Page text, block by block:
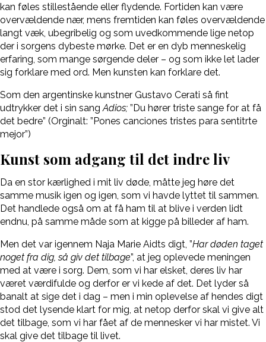
kan føles stillestående eller flydende. Fortiden kan være
overvældende nær, mens fremtiden kan føles overvældende
langt væk, ubegribelig og som uvedkommende lige netop
der i sorgens dybeste mørke. Det er en dyb menneskelig
erfaring, som mange sørgende deler – og som ikke let lader
sig forklare med ord. Men kunsten kan forklare det.
Som den argentinske kunstner Gustavo Cerati så fint
udtrykker det i sin sangAdios; ”Du hører triste sange for at få
det bedre” (Orginalt: ”Pones canciones tristes para sentitrte
mejor”)
Kunst som adgang til det indre liv
Da en stor kærlighed i mit liv døde, måtte jeg høre det
samme musik igen og igen, som vi havde lyttet til sammen.
Det handlede også om at få ham til at blive i verden lidt
endnu, på samme måde som at kigge på billeder af ham.
Men det var igennem Naja Marie Aidts digt, ”Har døden taget
noget fra dig, så giv det tilbage”, at jeg oplevede meningen
med at være i sorg. Dem, som vi har elsket, deres liv har
været værdifulde og derfor er vi kede af det. Det lyder så
banalt at sige det i dag – men i min oplevelse af hendes digt
stod det lysende klart for mig, at netop derfor skal vi give alt
det tilbage, som vi har fået af de mennesker vi har mistet. Vi
skal give det tilbage til livet.